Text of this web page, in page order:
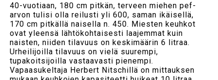
40-vuotiaan, 180 cm pitkän, terveen miehen pef-
arvon tulisi olla reilusti yli 600, saman ikäisellä,
170 cm pitkällä naisella n. 450. Miesten keuhkot
ovat yleensä lähtökohtaisesti laajemmat kuin
naisten, niiden tilavuus on keskimäärin 6 litraa.
Urheilijoilla tilavuus on vielä suurempi,
tupakoitsijoilla vastaavasti pienempi.
Vapaasukeltaja Herbert Nitschillä on mittauksen